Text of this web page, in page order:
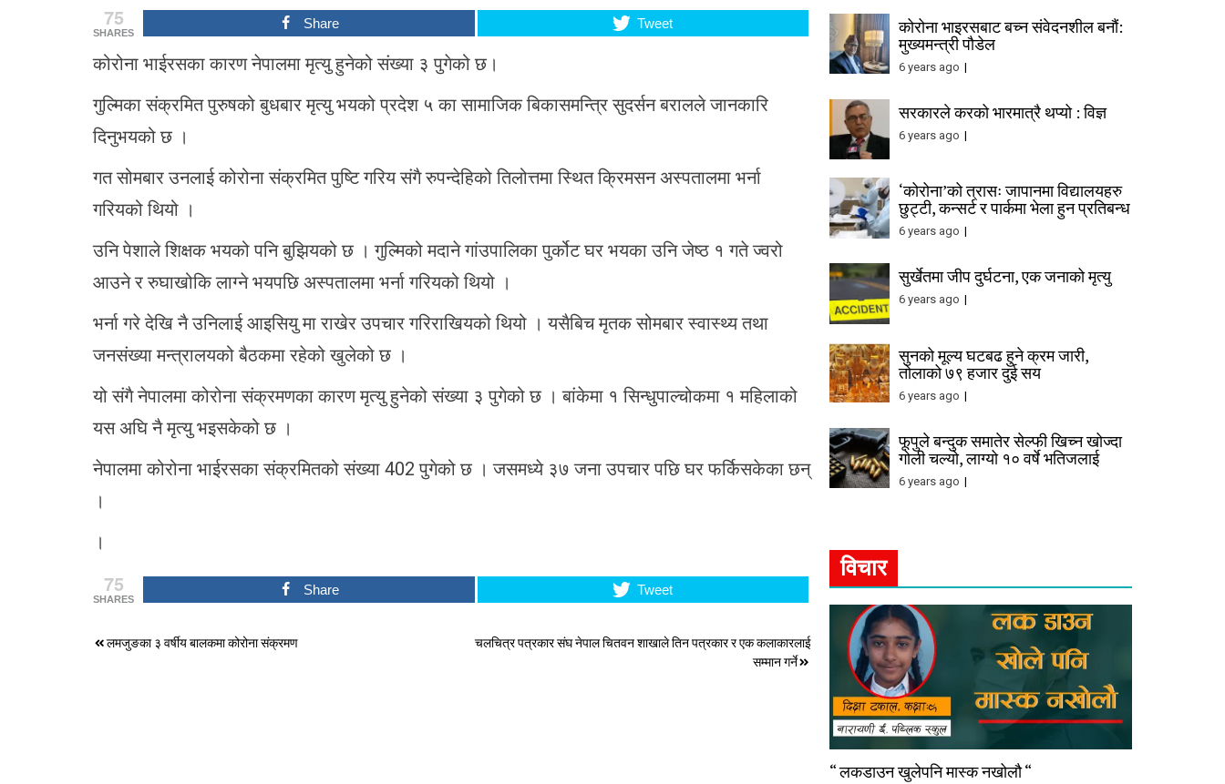
75
SHARES
Share Tweet
कोरोना भाईरसका कारण नेपालमा मृत्यु हुनेको संख्या ३ पुगेको छ।
गुल्मिका संक्रमित पुरुषको बुधबार मृत्यु भयको प्रदेश ५ का सामाजिक बिकासमन्त्रि सुदर्सन बरालले जानकारि
दिनुभयको छ ।
गत सोमबार उनलाई कोरोना संक्रमित पुष्टि गरिय संगै रुपन्देहिको तिलोत्तमा स्थित क्रिमसन अस्पतालमा भर्ना
गरियको थियो ।
उनि पेशाले शिक्षक भयको पनि बुझियको छ । गुल्मिको मदाने गांउपालिका पुर्कोट घर भयका उनि जेष्ठ १ गते ज्वरो
आउने र रुघाखोकि लाग्ने भयपछि अस्पतालमा भर्ना गरियको थियो ।
भर्ना गरे देखि नै उनिलाई आइसियु मा राखेर उपचार गरिराखियको थियो । यसैबिच मृतक सोमबार स्वास्थ्य तथा
जनसंख्या मन्त्रालयको बैठकमा रहेको खुलेको छ ।
यो संगै नेपालमा कोरोना संक्रमणका कारण मृत्यु हुनेको संख्या ३ पुगेको छ । बांकेमा १ सिन्धुपाल्चोकमा १ महिलाको
यस अघि नै मृत्यु भइसकेको छ ।
नेपालमा कोरोना भाईरसका संक्रमितको संख्या 402 पुगेको छ । जसमध्ये ३७ जना उपचार पछि घर फर्किसकेका छन्
।
।
75
SHARES
Share Tweet
Post
लमजुङका ३ वर्षीय बालकमा कोरोना संक्रमण
चलचित्र पत्रकार संघ नेपाल चितवन शाखाले तिन पत्रकार र एक कलाकारलाई
सम्मान गर्ने
कोरोना भाइरसबाट बच्न संवेदनशील बनौं:
मुख्यमन्त्री पौडेल
6 years ago
सरकारले करको भारमात्रै थप्यो : विज्ञ
6 years ago
‘कोरोना’को त्रासः जापानमा विद्यालयहरु
छुट्टी, कन्सर्ट र पार्कमा भेला हुन प्रतिबन्ध
6 years ago
सुर्खेतमा जीप दुर्घटना, एक जनाको मृत्यु
6 years ago
सुनको मूल्य घटबढ हुने क्रम जारी,
तोलाको ७९ हजार दुई सय
6 years ago
फूपुले बन्दुक समातेर सेल्फी खिच्न खोज्दा
गोली चल्यो, लाग्यो १० वर्षे भतिजलाई
6 years ago
विचार
“ लकडाउन खुलेपनि मास्क नखोलौ “